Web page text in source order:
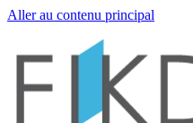
Aller au contenu principal